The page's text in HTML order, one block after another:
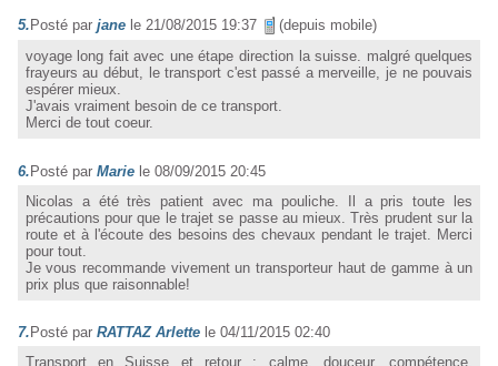
5. Posté par jane le 21/08/2015 19:37
(depuis mobile)
voyage long fait avec une étape direction la suisse. malgré quelques
frayeurs au début, le transport c'est passé a merveille, je ne pouvais
espérer mieux.
J'avais vraiment besoin de ce transport.
Merci de tout coeur.
6. Posté par Marie le 08/09/2015 20:45
Nicolas a été très patient avec ma pouliche. Il a pris toute les
précautions pour que le trajet se passe au mieux. Très prudent sur la
route et à l'écoute des besoins des chevaux pendant le trajet. Merci
pour tout.
Je vous recommande vivement un transporteur haut de gamme à un
prix plus que raisonnable!
7. Posté par RATTAZ Arlette le 04/11/2015 02:40
Transport en Suisse et retour : calme, douceur, compétence,